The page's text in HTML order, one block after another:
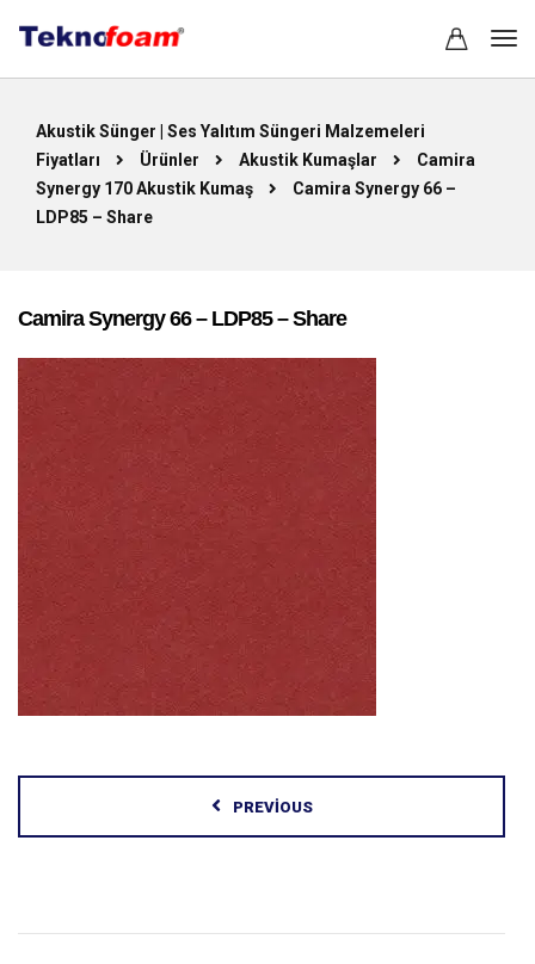
Akustik Sünger | Ses Yalıtım Süngeri Malzemeleri
Fiyatları
Ürünler Akustik Kumaşlar
Camira
Synergy 170 Akustik Kumaş
Camira Synergy 66 –
LDP85 – Share
Camira Synergy 66 – LDP85 – Share
PREVIOUS